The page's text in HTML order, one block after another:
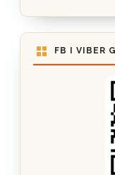
FB I VIBER